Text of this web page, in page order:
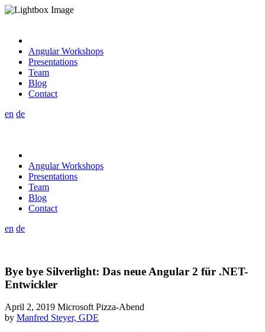
Angular Workshops
Presentations
Team
Blog
Contact
en de
Angular Workshops
Presentations
Team
Blog
Contact
en de
Bye bye Silverlight: Das neue Angular 2 für .NET-
Entwickler
April 2, 2019 Microsoft Pizza-Abend
by Manfred Steyer, GDE